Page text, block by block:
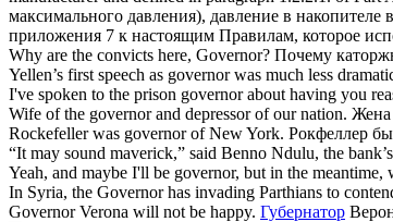
максимального давления), давление в накопителе
приложения 7 к настоящим Правилам, которое
Why are the convicts here, Governor? Почему
Yellen’s first speech as governorwas much less
I've spoken to the prison governorabout having you
Wife of the governorand depressor of our nation. Жена
Rockefeller was governorof New York. Рокфеллер
“It may sound maverick,” said Benno Ndulu, the bank’s
Yeah, and maybe I'll be governor, but in the meantime,
In Syria, the Governorhas invading Parthians to
GovernorVerona will not be happy. Губернатор